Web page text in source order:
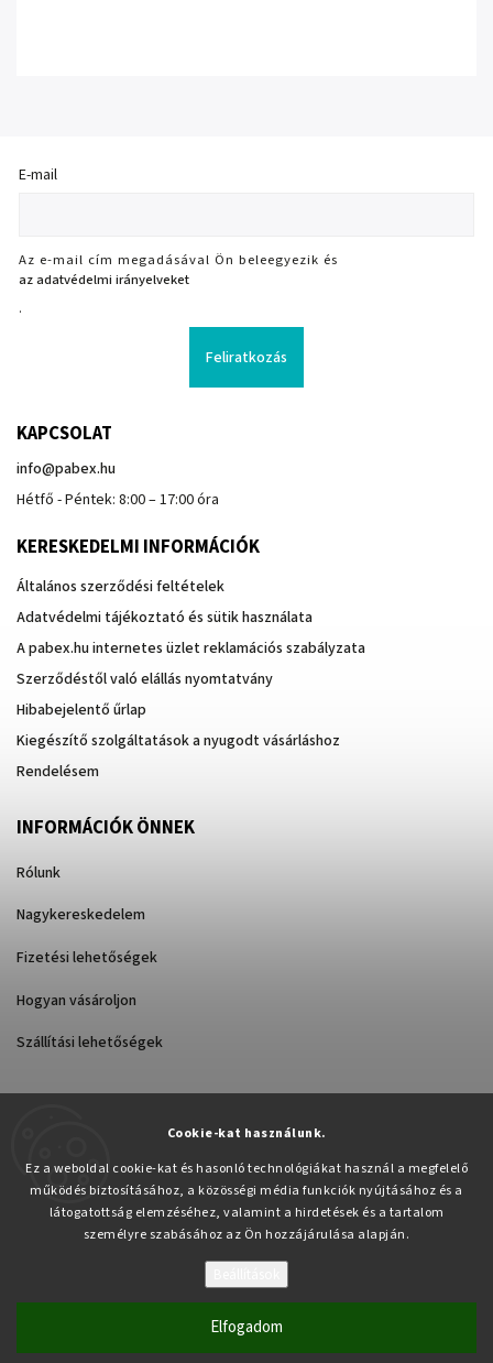
Cookie-kat használunk.
Ez a weboldal cookie-kat és hasonló technológiákat használ a megfelelő
működés biztosításához, a közösségi média funkciók nyújtásához és a
látogatottság elemzéséhez, valamint a hirdetések és a tartalom
személyre szabásához az Ön hozzájárulása alapján.
Elfogadom
E-mail
Az e-mail cím megadásával Ön beleegyezik és
az adatvédelmi irányelveket
.
Feliratkozás
KAPCSOLAT
info@pabex.hu
Hétfő - Péntek: 8:00 – 17:00 óra
KERESKEDELMI INFORMÁCIÓK
Általános szerződési feltételek
Adatvédelmi tájékoztató és sütik használata
A pabex.hu internetes üzlet reklamációs szabályzata
Szerződéstől való elállás nyomtatvány
Hibabejelentő űrlap
Kiegészítő szolgáltatások a nyugodt vásárláshoz
Rendelésem
INFORMÁCIÓK ÖNNEK
Rólunk
Nagykereskedelem
Fizetési lehetőségek
Hogyan vásároljon
Szállítási lehetőségek
Copyright 2026Pabex.hu. Minden jog fenntartva.
Süti beállítások szerkesztése